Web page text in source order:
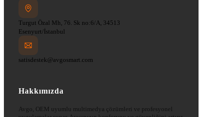
Turgut Özal Mh, 76. Sk no:6/A, 34513
Esenyurt/İstanbul
satisdestek@avgosmart.com
Hakkımızda
Avgo, OEM uyumlu multimedya çözümleri ve profesyonel